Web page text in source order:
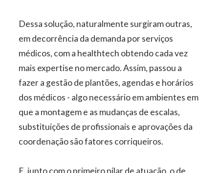
Dessa solução, naturalmente surgiram outras,
em decorrência da demanda por serviços
médicos, com a healthtech obtendo cada vez
mais expertise no mercado. Assim, passou a
fazer a gestão de plantões, agendas e horários
dos médicos - algo necessário em ambientes em
que a montagem e as mudanças de escalas,
substituições de profissionais e aprovações da
coordenação são fatores corriqueiros.
E, junto com o primeiro pilar de atuação, o de